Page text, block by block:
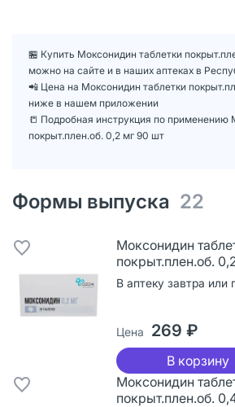
🏪 Купить Моксонидин таблетки
можно на сайте и в наших аптеках в
📲 Цена на Моксонидин таблетки
ниже в нашем приложении
📒 Подробная инструкция по применению
покрыт.плен.об. 0,2 мг 90 шт
Формы выпуска 22
Моксонидин
покрыт.плен.об.
В аптеку завтра или
Цена 269 ₽
В корзину
Моксонидин
покрыт.плен.об.